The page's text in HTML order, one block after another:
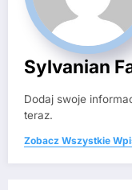
Sylvanian
Dodaj swoje
teraz.
Zobacz Wszystkie